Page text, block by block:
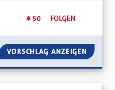
50 50 FOLLOWER
FOLGEN
FAIRE INVALIDER
VORSCHLAG ANZEIGEN FAIRE